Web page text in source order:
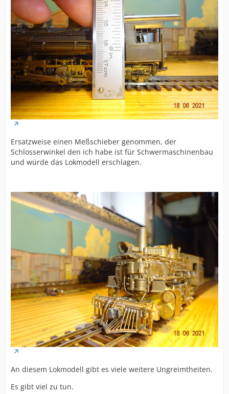
Ersatzweise einen Meßschieber genommen, der
Schlosserwinkel den ich habe ist für Schwermaschinenbau
und würde das Lokmodell erschlagen.
An diesem Lokmodell gibt es viele weitere Ungreimtheiten.
Es gibt viel zu tun.